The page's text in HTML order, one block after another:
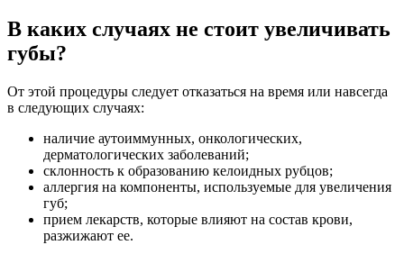
В каких случаях не стоит увеличивать
губы?
От этой процедуры следует отказаться на время или навсегда
в следующих случаях:
наличие аутоиммунных, онкологических,
дерматологических заболеваний;
склонность к образованию келоидных рубцов;
аллергия на компоненты, используемые для увеличения
губ;
прием лекарств, которые влияют на состав крови,
разжижают ее.